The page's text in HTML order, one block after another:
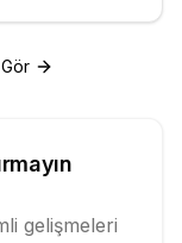
gelişmeleri